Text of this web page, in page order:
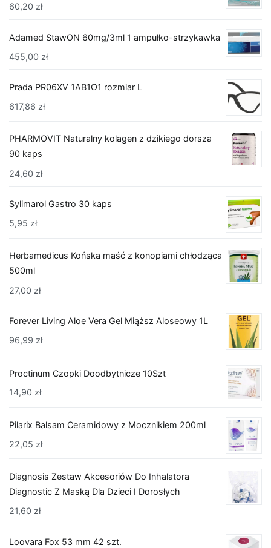
60,20 zł
Adamed StawON 60mg/3ml 1 ampułko-strzykawka
455,00 zł
Prada PR06XV 1AB1O1 rozmiar L
617,86 zł
PHARMOVIT Naturalny kolagen z dzikiego dorsza
90 kaps
24,60 zł
Sylimarol Gastro 30 kaps
5,95 zł
Herbamedicus Końska maść z konopiami chłodząca
500ml
27,00 zł
Forever Living Aloe Vera Gel Miąższ Aloseowy 1L
96,99 zł
Proctinum Czopki Doodbytnicze 10Szt
14,90 zł
Pilarix Balsam Ceramidowy z Mocznikiem 200ml
22,05 zł
Diagnosis Zestaw Akcesoriów Do Inhalatora
Diagnostic Z Maską Dla Dzieci I Dorosłych
21,60 zł
Loovara Fox 53 mm 42 szt.